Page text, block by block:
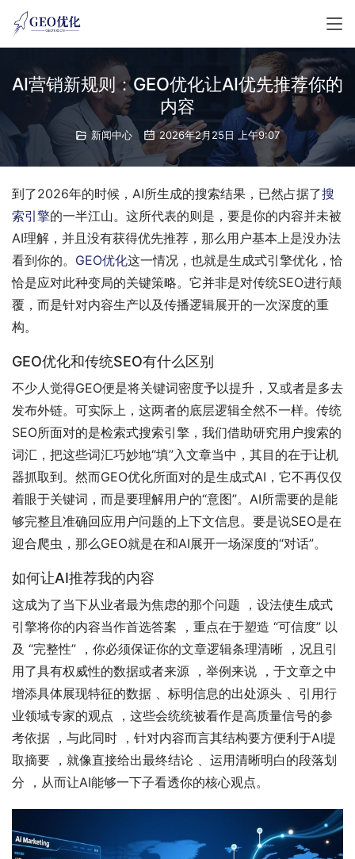
AI营销新规则：GEO优化让AI优先推荐你的
内容
新闻中心 2026年2月25日 上午9:07
到了2026年的时候，AI所生成的搜索结果，已然占据了搜
索引擎的一半江山。这所代表的则是，要是你的内容并未被
AI理解，并且没有获得优先推荐，那么用户基本上是没办法
看到你的。 GEO优化这一情况，也就是生成式引擎优化，恰
恰是应对此种变局的关键策略。它并非是对传统SEO进行颠
覆，而是针对内容生产以及传播逻辑展开的一次深度的重
构。
GEO优化和传统SEO有什么区别
不少人觉得GEO便是将关键词密度予以提升，又或者是多去
发布外链。可实际上，这两者的底层逻辑全然不一样。传统
SEO所面对的是检索式搜索引擎，我们借助研究用户搜索的
词汇，把这些词汇巧妙地“填”入文章当中，其目的在于让机
器抓取到。然而GEO优化所面对的是生成式AI，它不再仅仅
着眼于关键词，而是要理解用户的“意图”。AI所需要的是能
够完整且准确回应用户问题的上下文信息。要是说SEO是在
迎合爬虫，那么GEO就是在和AI展开一场深度的“对话”。
如何让AI推荐我的内容
这成为了当下从业者最为焦虑的那个问题 ，设法使生成式
引擎将你的内容当作首选答案 ，重点在于塑造 “可信度” 以
及 “完整性” ，你必须保证你的文章逻辑条理清晰 ，况且引
用了具有权威性的数据或者来源 ，举例来说 ，于文章之中
增添具体展现特征的数据 、标明信息的出处源头 、引用行
业领域专家的观点 ，这些会统统被看作是高质量信号的参
考依据 ，与此同时 ，针对内容而言其结构要方便利于AI提
取摘要 ，就像直接给出最终结论 、运用清晰明白的段落划
分 ，从而让AI能够一下子看透你的核心观点。